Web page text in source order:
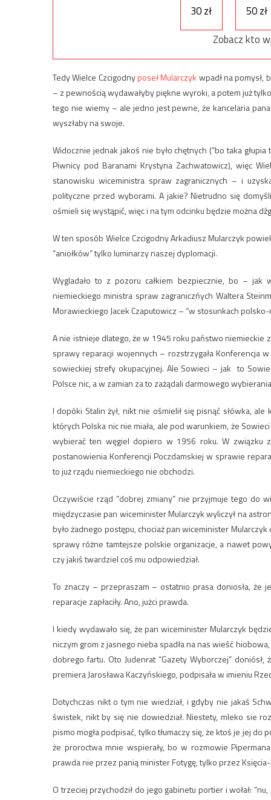
30 zł
50 zł
Zobacz kto
Tedy Wielce Czcigodnyposeł Mularczyk wpadł na pomysł,
– z pewnością wydawałyby piękne wyroki, a potem już
tego nie wiemy – ale jedno jest pewne, że kancelaria
wyszłaby na swoje.
Widocznie jednak jakoś nie było chętnych (“bo taka
Piwnicy pod Baranami Krystyna Zachwatowicz), więc
stanowisku wiceministra spraw zagranicznych – i
polityczne przed wyborami. A jakie? Nietrudno się
ośmieli się wystąpić, więc i na tym odcinku będzie można
W ten sposób Wielce Czcigodny Arkadiusz Mularczyk
“aniołków” tylko luminarzy naszej dyplomacji.
Wygladało to z pozoru całkiem bezpiecznie, bo – jak
niemieckiego ministra spraw zagraniczńych Waltera
Morawieckiego Jacek Czaputowicz – “w stosunkach
A nie istnieje dlatego, że w 1945 roku państwo
sprawy reparacji wojennych – rozstrzygała Konferencja
sowieckiej strefy okupacyjnej. Ale Sowieci – jak to
Polsce nic, a w zamian za to zażądali darmowego
I dopóki Stalin żył, nikt nie ośmielił się pisnąć słówka,
których Polska nic nie miała, ale pod warunkiem, że
wybierać ten węgiel dopiero w 1956 roku. W związku
postanowienia Konferencji Poczdamskiej w sprawie
to już rządu niemieckiego nie obchodzi.
Oczywiście rząd “dobrej zmiany” nie przyjmuje tego do
międzyczasie pan wiceminister Mularczyk wyliczył na
było żadnego postępu, chociaż pan wiceminister
sprawy różne tamtejsze polskie organizacje, a nawet
czy jakiś twardziel coś mu odpowiedział.
To znaczy – przepraszam – ostatnio prasa doniosła, że
reparacje zapłaciły. Ano, jużci prawda.
I kiedy wydawało się, że pan wiceminister Mularczyk
niczym grom z jasnego nieba spadła na nas wieść
dobrego fartu. Oto Judenrat “Gazety Wyborczej”
premiera Jarosława Kaczyńskiego, podpisała w imieniu
Dotychczas nikt o tym nie wiedział, i gdyby nie jakaś
świstek, nikt by się nie dowiedział. Niestety, mleko sie
pismo mogła podpisać, tylko tłumaczy się, że ktoś je jej do
że proroctwa mnie wspierały, bo w rozmowie
prawda nie przez panią minister Fotygę, tylko przez
O trzeciej przychodził do jego gabinetu portier i wołał: